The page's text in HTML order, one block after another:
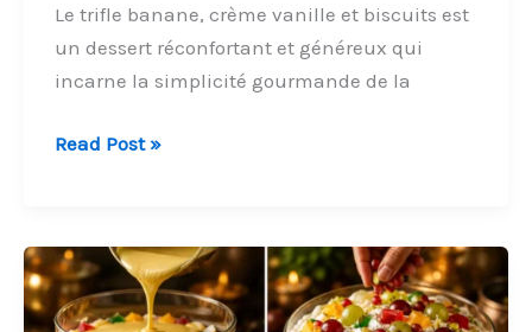
Le trifle banane, crème vanille et biscuits est
un dessert réconfortant et généreux qui
incarne la simplicité gourmande de la
Trifle
Vanille
&
Biscuits
Read Post »